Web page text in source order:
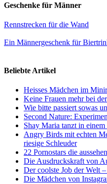
Geschenke für Männer
Rennstrecken für die Wand
Ein Männergeschenk für
Beliebte Artikel
Heisses Mädchen im
Keine Frauen mehr bei
Wie bitte passiert sowas
Second Nature:
Shay Maria tanzt in
Angry Birds mit echten
riesige Schleuder
22 Pornostars die
Die Ausdruckskraft von
Der coolste Job der Welt
Die Mädchen von